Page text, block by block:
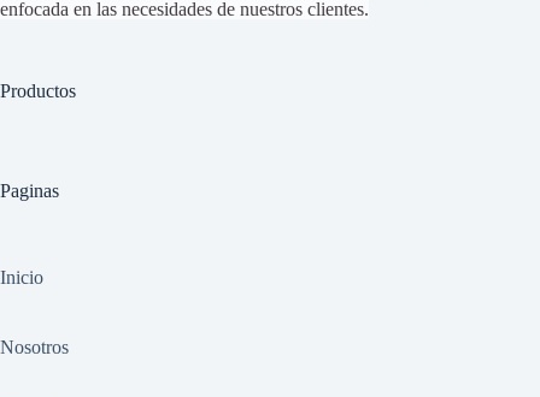
enfocada en las necesidades de nuestros clientes.
Productos
Paginas
Inicio
Nosotros